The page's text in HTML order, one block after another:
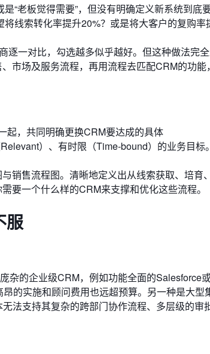
“老板觉得需要”，但没有明确定义新系统到底
线索转化率提升20%？或是将大客户的复购率
逐一对比，勾选越多似乎越好。但这种做法完
市场及服务流程，再用流程去匹配CRM的功能，
起，共同明确更换CRM要达成的具体
）、有时限（Time-bound）的业务目标。
销售流程图。清晰地定义出从线索获取、培育、
要一个什么样的CRM来支撑和优化这些流程。
服
杂的企业级CRM，例如功能全面的Salesforce
的实施和顾问费用也远超预算。另一种是大型
法支持其复杂的跨部门协作流程、多层级的审